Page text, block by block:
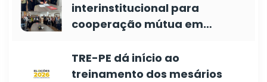
interinstitucional para
cooperação mútua em…
TRE-PE dá início ao
treinamento dos mesários